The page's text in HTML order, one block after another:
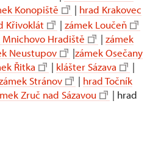
Konopiště | hrad Krakovec
Křivoklát | zámek Loučeň
Mnichovo Hradiště | zámek
Neustupov |zámek Osečany
Řitka | klášter Sázava
|
Stránov | hrad Točník
Zruč nad Sázavou
| hrad